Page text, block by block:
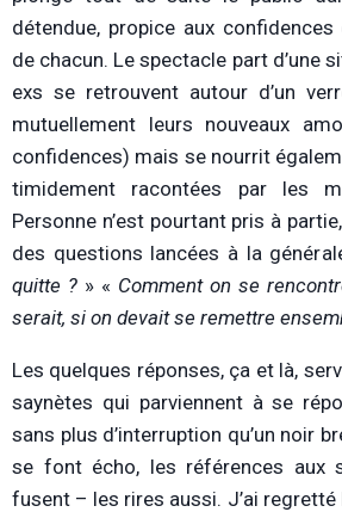
détendue, propice aux
de chacun. Le spectacle part d’une
exs se retrouvent autour d’un
mutuellement leurs nouveaux
confidences) mais se nourrit
timidement racontées par les
Personne n’est pourtant pris à
des questions lancées à la
quitte ? » « Comment on se
serait, si on devait se remettre
Les quelques réponses, ça et là,
saynètes qui parviennent à se
sans plus d’interruption qu’un noir
se font écho, les références aux
fusent – les rires aussi. J’ai regretté